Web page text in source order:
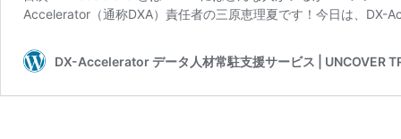
Accelerator（通称DXA）責任者の三原恵理夏です！今日は、DX-
DX-Accelerator データ人材常駐支援サービス | UNCOVER